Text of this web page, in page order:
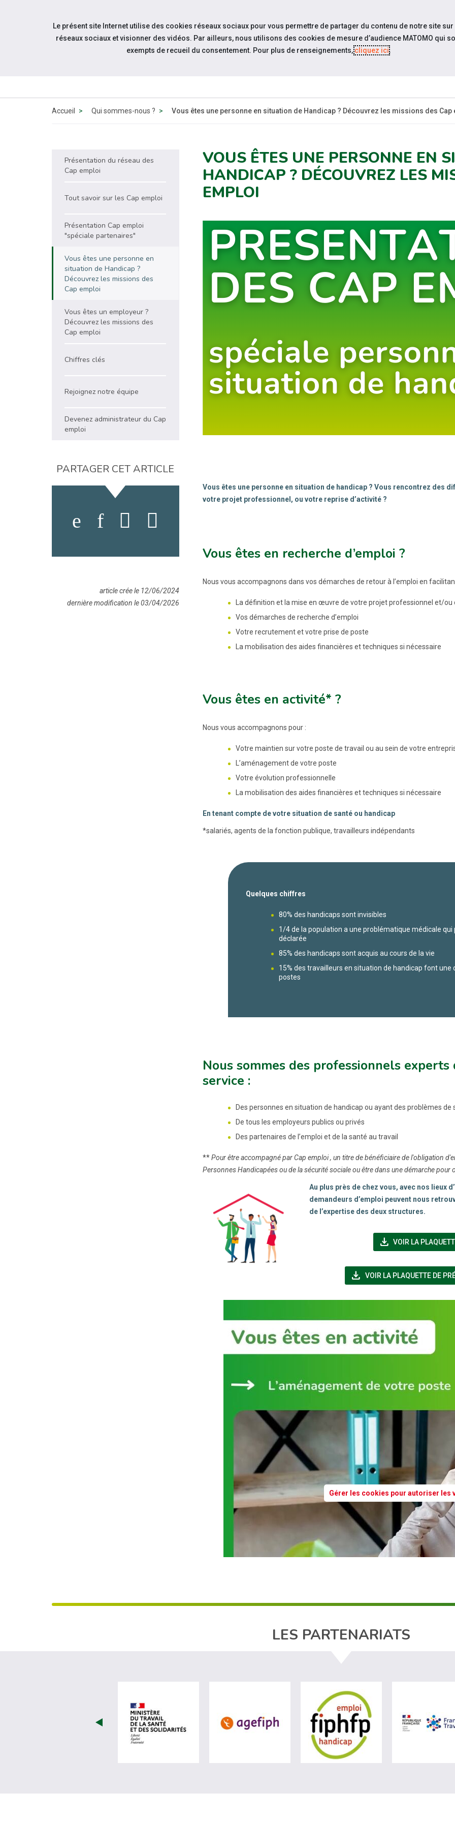
Aller au contenu
ESPACE
ESPACE
Accueil Qui sommes-nous ? Vous êtes une personne en situation de Handicap ? Découvrez les missions des Cap
VOUS ÊTES UNE PERSONNE EN
HANDICAP ? DÉCOUVREZ LES
EMPLOI
Vous êtes une personne en situation de handicap ? Vous rencontrez des
votre projet professionnel, ou votre reprise d’activité ?
Vous êtes en recherche d’emploi ?
Nous vous accompagnons dans vos démarches de retour à l’emploi en
La définition et la mise en œuvre de votre projet professionnel et/
Vos démarches de recherche d’emploi
Votre recrutement et votre prise de poste
La mobilisation des aides financières et techniques si nécessaire
Vous êtes en activité* ?
Nous vous accompagnons pour :
Votre maintien sur votre poste de travail ou au sein de votre
L’aménagement de votre poste
Votre évolution professionnelle
La mobilisation des aides financières et techniques si nécessaire
En tenant compte de votre situation de santé ou handicap
*salariés, agents de la fonction publique, travailleurs indépendants
Quelques chiffres
80% des handicaps sont invisibles
1/4 de la population a une problématique médicale
déclarée
85% des handicaps sont acquis au cours de la vie
15% des travailleurs en situation de handicap font
postes
Nous sommes des professionnels
service :
Des personnes en situation de handicap ou ayant des problèmes de
De tous les employeurs publics ou privés
Des partenaires de l’emploi et de la santé au travail
**Pour être accompagné par Cap emploi , un titre de bénéficiaire de l'obligation
Personnes Handicapées ou de la sécurité sociale ou être dans une démarche pour
Au plus près de chez vous, avec nos lieux
demandeurs d’emploi peuvent nous
de l’expertise des deux structures.
file_download VOIR LA
file_download VOIR LA PLAQUETTE DE
Gérer les cookies pour autoriser les
Présentation du réseau des
Cap emploi
Tout savoir sur les Cap emploi
Présentation Cap emploi
"spéciale partenaires"
Vous êtes une personne en
situation de Handicap ?
Découvrez les missions des
Cap emploi
Vous êtes un employeur ?
Découvrez les missions des
Cap emploi
Chiffres clés
Rejoignez notre équipe
Devenez administrateur du Cap
emploi
PARTAGER CET ARTICLE
article crée le 12/06/2024
dernière modification le 03/04/2026
LES PARTENARIATS
visiter les site de Ministère du travail (nouvelle fenêtre)
visiter les site de Agefiph (nouvelle fenêtre)
visiter les site de Fiphfp
Le présent site Internet utilise des cookies réseaux sociaux pour vous permettre de partager du contenu de notre site sur
réseaux sociaux et visionner des vidéos. Par ailleurs, nous utilisons des cookies de mesure d’audience MATOMO qui
exempts de recueil du consentement. Pour plus de renseignements,cliquez ici.